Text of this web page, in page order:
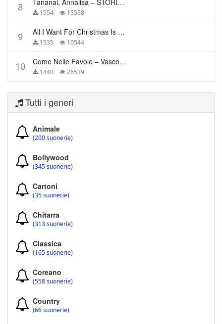
8 Tananai, Annalisa – STORIE BREVI
1554 15538
9 All I Want For Christmas Is You – Mariah Carey
1535 10544
10 Come Nelle Favole – Vasco Rossi
1440 26539
Tutti i generi
Animale
(200 suonerie)
Bollywood
(345 suonerie)
Cartoni
(35 suonerie)
Chitarra
(313 suonerie)
Classica
(165 suonerie)
Coreano
(558 suonerie)
Country
(66 suonerie)